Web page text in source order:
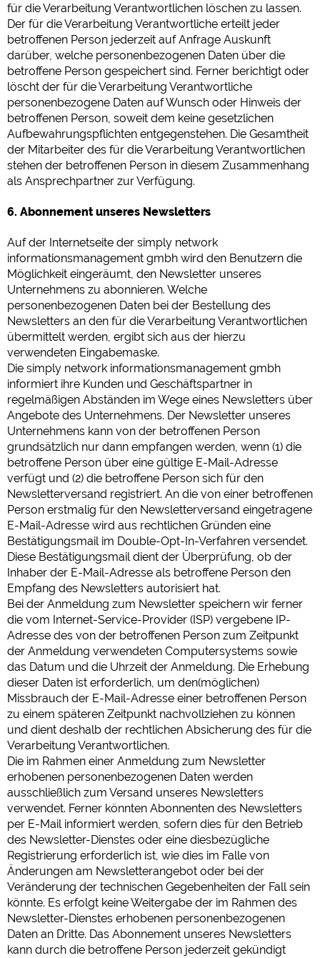
für die Verarbeitung Verantwortlichen löschen zu lassen.
Der für die Verarbeitung Verantwortliche erteilt jeder
betroffenen Person jederzeit auf Anfrage Auskunft
darüber, welche personenbezogenen Daten über die
betroffene Person gespeichert sind. Ferner berichtigt oder
löscht der für die Verarbeitung Verantwortliche
personenbezogene Daten auf Wunsch oder Hinweis der
betroffenen Person, soweit dem keine gesetzlichen
Aufbewahrungspflichten entgegenstehen. Die Gesamtheit
der Mitarbeiter des für die Verarbeitung Verantwortlichen
stehen der betroffenen Person in diesem Zusammenhang
als Ansprechpartner zur Verfügung.
6. Abonnement unseres Newsletters
Auf der Internetseite der simply network
informationsmanagement gmbh wird den Benutzern die
Möglichkeit eingeräumt, den Newsletter unseres
Unternehmens zu abonnieren. Welche
personenbezogenen Daten bei der Bestellung des
Newsletters an den für die Verarbeitung Verantwortlichen
übermittelt werden, ergibt sich aus der hierzu
verwendeten Eingabemaske.
Die simply network informationsmanagement gmbh
informiert ihre Kunden und Geschäftspartner in
regelmäßigen Abständen im Wege eines Newsletters über
Angebote des Unternehmens. Der Newsletter unseres
Unternehmens kann von der betroffenen Person
grundsätzlich nur dann empfangen werden, wenn (1) die
betroffene Person über eine gültige E-Mail-Adresse
verfügt und (2) die betroffene Person sich für den
Newsletterversand registriert. An die von einer betroffenen
Person erstmalig für den Newsletterversand eingetragene
E-Mail-Adresse wird aus rechtlichen Gründen eine
Bestätigungsmail im Double-Opt-In-Verfahren versendet.
Diese Bestätigungsmail dient der Überprüfung, ob der
Inhaber der E-Mail-Adresse als betroffene Person den
Empfang des Newsletters autorisiert hat.
Bei der Anmeldung zum Newsletter speichern wir ferner
die vom Internet-Service-Provider (ISP) vergebene IP-
Adresse des von der betroffenen Person zum Zeitpunkt
der Anmeldung verwendeten Computersystems sowie
das Datum und die Uhrzeit der Anmeldung. Die Erhebung
dieser Daten ist erforderlich, um den(möglichen)
Missbrauch der E-Mail-Adresse einer betroffenen Person
zu einem späteren Zeitpunkt nachvollziehen zu können
und dient deshalb der rechtlichen Absicherung des für die
Verarbeitung Verantwortlichen.
Die im Rahmen einer Anmeldung zum Newsletter
erhobenen personenbezogenen Daten werden
ausschließlich zum Versand unseres Newsletters
verwendet. Ferner könnten Abonnenten des Newsletters
per E-Mail informiert werden, sofern dies für den Betrieb
des Newsletter-Dienstes oder eine diesbezügliche
Registrierung erforderlich ist, wie dies im Falle von
Änderungen am Newsletterangebot oder bei der
Veränderung der technischen Gegebenheiten der Fall sein
könnte. Es erfolgt keine Weitergabe der im Rahmen des
Newsletter-Dienstes erhobenen personenbezogenen
Daten an Dritte. Das Abonnement unseres Newsletters
kann durch die betroffene Person jederzeit gekündigt